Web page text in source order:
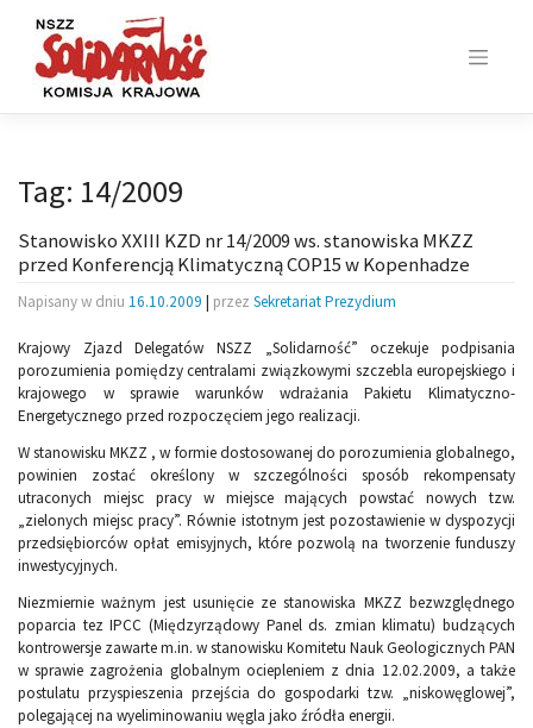
content
Tag: 14/2009
Stanowisko XXIII KZD nr 14/2009 ws. stanowiska MKZZ
przed Konferencją Klimatyczną COP15 w Kopenhadze
Napisany w dniu 16.10.2009 | przez Sekretariat Prezydium
Krajowy Zjazd Delegatów NSZZ „Solidarność” oczekuje podpisania
porozumienia pomiędzy centralami związkowymi szczebla europejskiego i
krajowego w sprawie warunków wdrażania Pakietu Klimatyczno-
Energetycznego przed rozpoczęciem jego realizacji.
W stanowisku MKZZ , w formie dostosowanej do porozumienia globalnego,
powinien zostać określony w szczególności sposób rekompensaty
utraconych miejsc pracy w miejsce mających powstać nowych tzw.
„zielonych miejsc pracy”. Równie istotnym jest pozostawienie w dyspozycji
przedsiębiorców opłat emisyjnych, które pozwolą na tworzenie funduszy
inwestycyjnych.
Niezmiernie ważnym jest usunięcie ze stanowiska MKZZ bezwzględnego
poparcia tez IPCC (Międzyrządowy Panel ds. zmian klimatu) budzących
kontrowersje zawarte m.in. w stanowisku Komitetu Nauk Geologicznych PAN
w sprawie zagrożenia globalnym ociepleniem z dnia 12.02.2009, a także
postulatu przyspieszenia przejścia do gospodarki tzw. „niskowęglowej”,
polegającej na wyeliminowaniu węgla jako źródła energii.